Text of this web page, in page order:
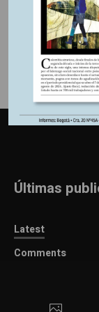
Últimas
Latest
Comments